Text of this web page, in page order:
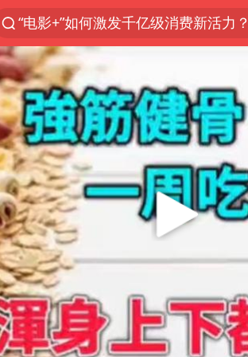
“电影+”如何激发千亿级消费新活力？
东航新规：提前14天可免费退改签
日本试射“战斧”导弹，国防部回应
台风白海豚中心风力增强
向鹏0-3不敌张本智和
四川宜宾高县4.9级地震致1死
百花奖开幕式
“新疆阿勒泰八月能滑雪”不实
刘国正说向鹏打得很窝囊
陈幸同晋级WTT横滨冠军赛8强
我国外贸延续良好增长态势